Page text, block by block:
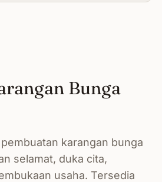
Bunga
karangan bunga
selamat, duka cita,
usaha. Tersedia